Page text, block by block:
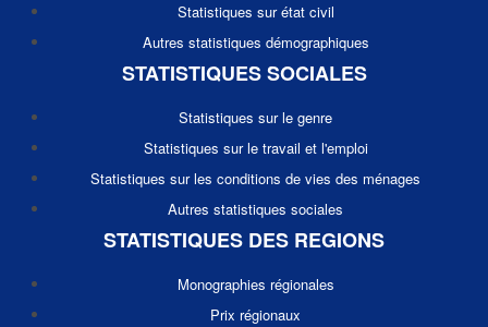
Statistiques sur état civil
Autres statistiques démographiques
STATISTIQUES SOCIALES
Statistiques sur le genre
Statistiques sur le travail et l'emploi
Statistiques sur les conditions de vies des ménages
Autres statistiques sociales
STATISTIQUES DES REGIONS
Monographies régionales
Prix régionaux